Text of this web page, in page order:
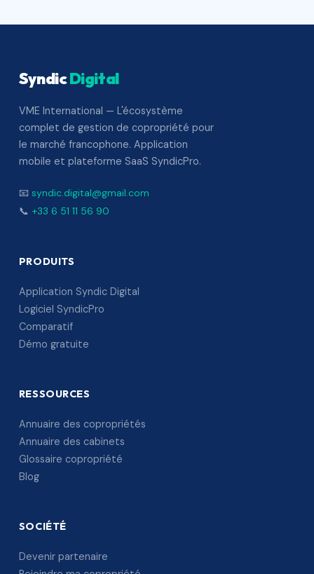
SyndicDigital
VME International — L'écosystème
complet de gestion de copropriété pour
le marché francophone. Application
mobile et plateforme SaaS SyndicPro.
📧 syndic.digital@gmail.com
📞 +33 6 51 11 56 90
PRODUITS
Application Syndic Digital
Logiciel SyndicPro
Comparatif
Démo gratuite
RESSOURCES
Annuaire des copropriétés
Annuaire des cabinets
Glossaire copropriété
Blog
SOCIÉTÉ
Devenir partenaire